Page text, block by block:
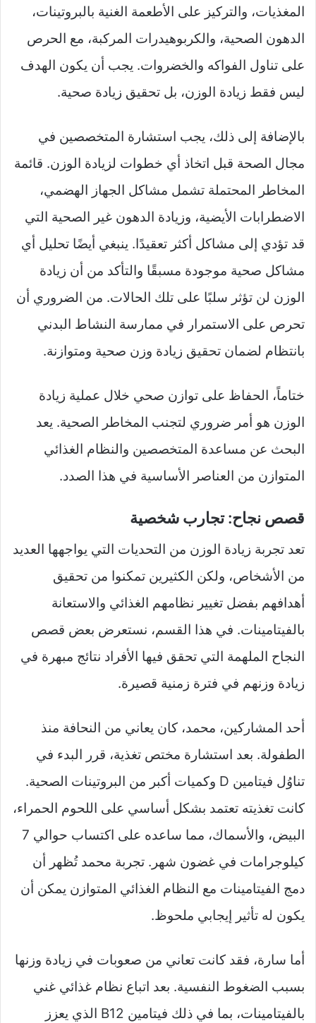
المغذيات، والتركيز على الأطعمة الغنية بالبروتينات،
الدهون الصحية، والكربوهيدرات المركبة، مع الحرص
على تناول الفواكه والخضروات. يجب أن يكون الهدف
ليس فقط زيادة الوزن، بل تحقيق زيادة صحية.
بالإضافة إلى ذلك، يجب استشارة المتخصصين في
مجال الصحة قبل اتخاذ أي خطوات لزيادة الوزن. قائمة
المخاطر المحتملة تشمل مشاكل الجهاز الهضمي،
الاضطرابات الأيضية، وزيادة الدهون غير الصحية التي
قد تؤدي إلى مشاكل أكثر تعقيدًا. ينبغي أيضًا تحليل أي
مشاكل صحية موجودة مسبقًا والتأكد من أن زيادة
الوزن لن تؤثر سلبًا على تلك الحالات. من الضروري أن
تحرص على الاستمرار في ممارسة النشاط البدني
بانتظام لضمان تحقيق زيادة وزن صحية ومتوازنة.
ختاماً، الحفاظ على توازن صحي خلال عملية زيادة
الوزن هو أمر ضروري لتجنب المخاطر الصحية. يعد
البحث عن مساعدة المتخصصين والنظام الغذائي
المتوازن من العناصر الأساسية في هذا الصدد.
قصص نجاح: تجارب شخصية
تعد تجربة زيادة الوزن من التحديات التي يواجهها العديد
من الأشخاص، ولكن الكثيرين تمكنوا من تحقيق
أهدافهم بفضل تغيير نظامهم الغذائي والاستعانة
بالفيتامينات. في هذا القسم، نستعرض بعض قصص
النجاح الملهمة التي تحقق فيها الأفراد نتائج مبهرة في
زيادة وزنهم في فترة زمنية قصيرة.
أحد المشاركين، محمد، كان يعاني من النحافة منذ
الطفولة. بعد استشارة مختص تغذية، قرر البدء في
تناوُل فيتامين D وكميات أكبر من البروتينات الصحية.
كانت تغذيته تعتمد بشكل أساسي على اللحوم الحمراء،
البيض، والأسماك، مما ساعده على اكتساب حوالي 7
كيلوجرامات في غضون شهر. تجربة محمد تُظهر أن
دمج الفيتامينات مع النظام الغذائي المتوازن يمكن أن
يكون له تأثير إيجابي ملحوظ.
أما سارة، فقد كانت تعاني من صعوبات في زيادة وزنها
بسبب الضغوط النفسية. بعد اتباع نظام غذائي غني
بالفيتامينات، بما في ذلك فيتامين B12 الذي يعزز